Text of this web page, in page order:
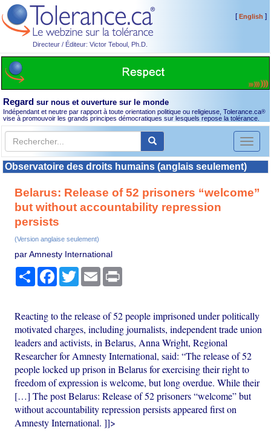
Directeur / Éditeur: Victor Teboul, Ph.D.
[English ]
Regard sur nous et ouverture sur le monde
Indépendant et neutre par rapport à toute orientation politique ou religieuse, Tolerance.ca®
vise à promouvoir les grands principes démocratiques sur lesquels repose la tolérance.
Toggle
Observatoire des droits humains (anglais seulement)
Belarus: Release of 52 prisoners “welcome”
but without accountability repression
persists
(Version anglaise seulement)
par Amnesty International
PartagerFacebook
TwitterEmail
Reacting to the release of 52 people imprisoned under politically
motivated charges, including journalists, independent trade union
leaders and activists, in Belarus, Anna Wright, Regional
Researcher for Amnesty International, said: “The release of 52
people locked up prison in Belarus for exercising their right to
freedom of expression is welcome, but long overdue. While their
[…] The post Belarus: Release of 52 prisoners “welcome” but
without accountability repression persists appeared first on
Amnesty International. ]]>